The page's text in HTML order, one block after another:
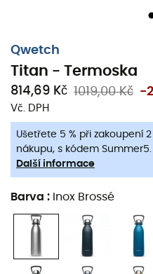
Qwetch
Titan - Termoska
814,69 Kč 1019,00 Kč -
Vč. DPH
Ušetřete 5 % při zakoupení
nákupu, s kódem Summer5.
Další informace
Barva : Inox Brossé